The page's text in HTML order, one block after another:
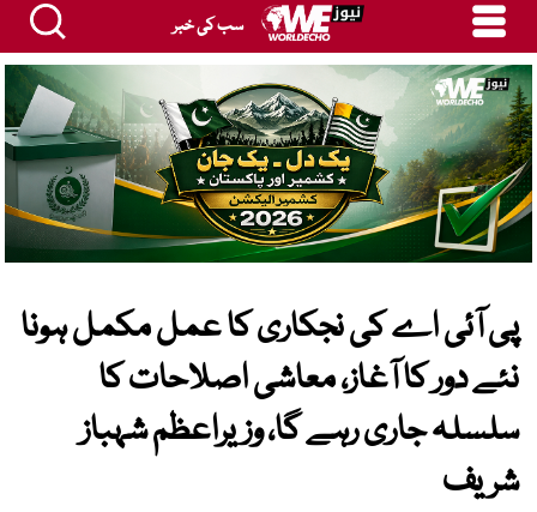
سب کی خبر
پی آئی اے کی نجکاری کا عمل مکمل ہونا
نئے دور کا آغاز، معاشی اصلاحات کا
سلسلہ جاری رہے گا، وزیراعظم شہباز
شریف